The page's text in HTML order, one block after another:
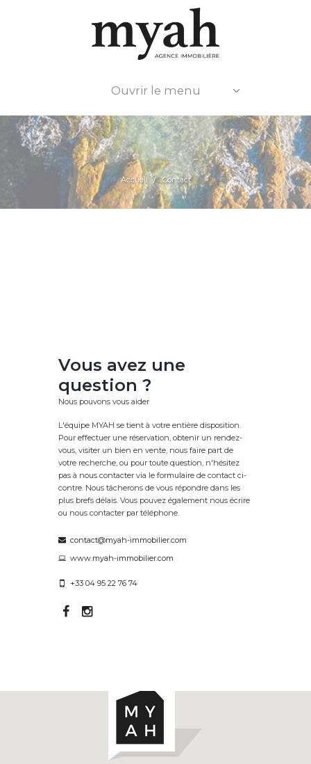
Ouvrir le menu
Accueil Contact
Vous avez une
question ?
Nous pouvons vous aider
L'équipe MYAH se tient à votre entière disposition.
Pour effectuer une réservation, obtenir un rendez-
vous, visiter un bien en vente, nous faire part de
votre recherche, ou pour toute question, n'hésitez
pas à nous contacter via le formulaire de contact ci-
contre. Nous tâcherons de vous répondre dans les
plus brefs délais. Vous pouvez également nous écrire
ou nous contacter par téléphone.
contact@myah-immobilier.com
www.myah-immobilier.com
+33 04 95 22 76 74